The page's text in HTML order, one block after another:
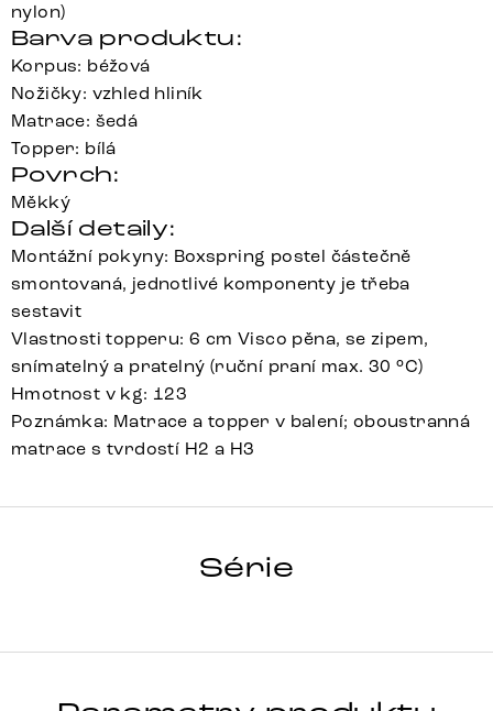
nylon)
Barva produktu:
Korpus: béžová
Nožičky: vzhled hliník
Matrace: šedá
Topper: bílá
Povrch:
Měkký
Další detaily:
Montážní pokyny: Boxspring postel částečně
smontovaná, jednotlivé komponenty je třeba
sestavit
Vlastnosti topperu: 6 cm Visco pěna, se zipem,
snímatelný a pratelný (ruční praní max. 30 °C)
Hmotnost v kg: 123
Poznámka: Matrace a topper v balení; oboustranná
matrace s tvrdostí H2 a H3
Série